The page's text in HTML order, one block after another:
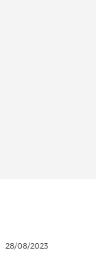
28/08/2023